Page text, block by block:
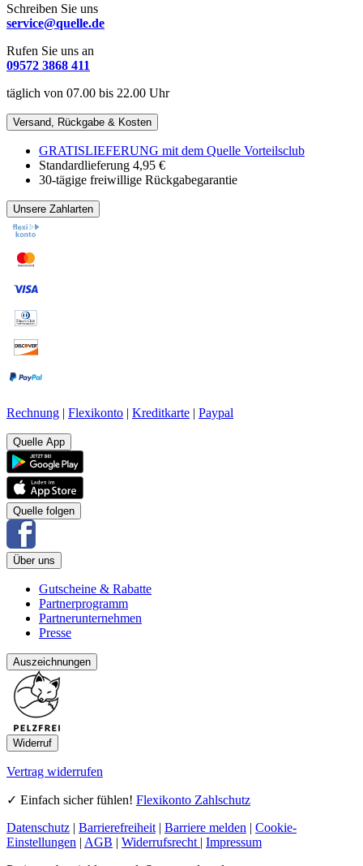
Schreiben Sie uns
service@quelle.de
Rufen Sie uns an
09572 3868 411
täglich von 07.00 bis 22.00 Uhr
Versand, Rückgabe & Kosten
GRATISLIEFERUNG mit dem Quelle Vorteilsclub
Standardlieferung 4,95 €
30-tägige freiwillige Rückgabegarantie
Unsere Zahlarten
Rechnung | Flexikonto | Kreditkarte | Paypal
Quelle App
Quelle folgen
Über uns
Gutscheine & Rabatte
Partnerprogramm
Partnerunternehmen
Presse
Auszeichnungen
Widerruf
Vertrag widerrufen
✓ Einfach sicher fühlen! Flexikonto Zahlschutz
Datenschutz | Barrierefreiheit | Barriere melden | Cookie-
Einstellungen | AGB | Widerrufsrecht | Impressum